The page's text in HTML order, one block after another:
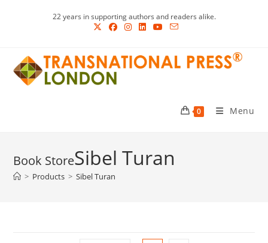
22 years in supporting authors and readers alike.
0 Menu
Sibel Turan
> Products > Sibel Turan